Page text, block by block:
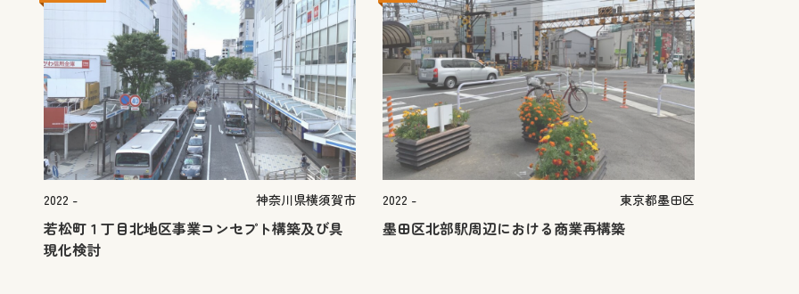
2022 - 神奈川県横須賀市
若松町１丁目北地区事業コンセプト構築及び具
現化検討
2022 - 東京都墨田区
墨田区北部駅周辺における商業再構築